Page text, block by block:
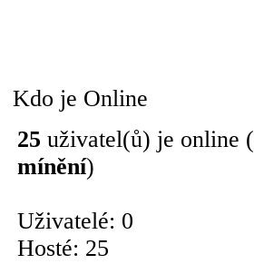
Kdo je Online
25 uživatel(ů) je online (
mínění)
Uživatelé: 0
Hosté: 25